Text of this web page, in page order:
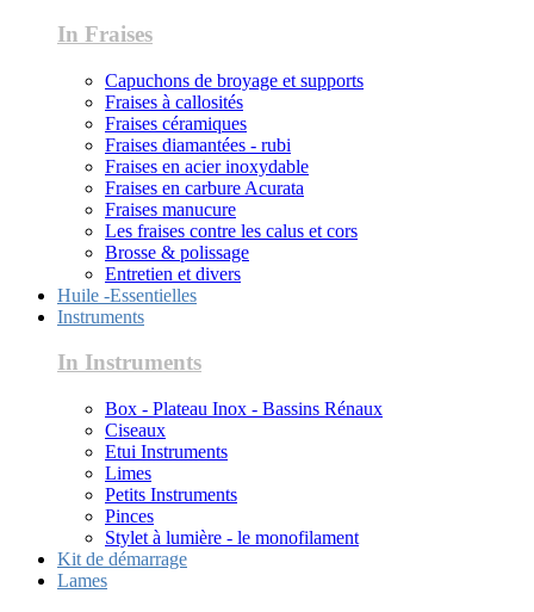
In Fraises
Capuchons de broyage et supports
Fraises à callosités
Fraises céramiques
Fraises diamantées - rubi
Fraises en acier inoxydable
Fraises en carbure Acurata
Fraises manucure
Les fraises contre les calus et cors
Brosse & polissage
Entretien et divers
Huile -Essentielles
Instruments
In Instruments
Box - Plateau Inox - Bassins Rénaux
Ciseaux
Etui Instruments
Limes
Petits Instruments
Pinces
Stylet à lumière - le monofilament
Kit de démarrage
Lames